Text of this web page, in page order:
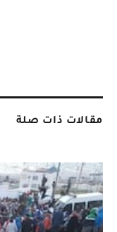
مقالات ذات صلة